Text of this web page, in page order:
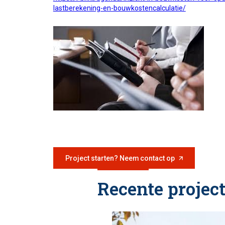
lastberekening-en-bouwkostencalculatie/
Project starten? Neem contact op
Recente